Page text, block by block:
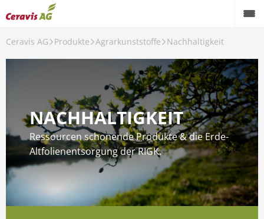
Ceravis AG Produkte Agrarkunststoffe Nachhaltigkeit
NACHHALTIGKEIT
Ressourcen schonende Produkte & die Erde-
Altfolienentsorgung der RIGK.